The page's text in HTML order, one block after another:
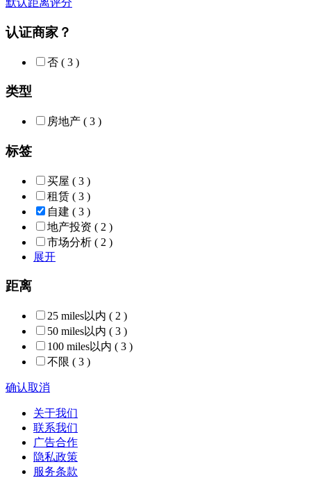
默认距离评分
认证商家？
否 ( 3 )
类型
房地产 ( 3 )
标签
买屋 ( 3 )
租赁 ( 3 )
自建 ( 3 )
地产投资 ( 2 )
市场分析 ( 2 )
展开
距离
25 miles以内 ( 2 )
50 miles以内 ( 3 )
100 miles以内 ( 3 )
不限 ( 3 )
确认取消
关于我们
联系我们
广告合作
隐私政策
服务条款